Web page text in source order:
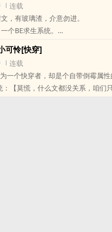
连载
，有玻璃渣，介意勿进。
个BE求生系统。
会，甜文当道，虐文举步维艰，
“我们的任务是改变虐心剧情，更
“嗯。”
个世界，见识到了他需要救赎的
可怜[快穿]
连载
快穿者，却是个自带倒霉属性
莫慌，什么文都没关系，咱们